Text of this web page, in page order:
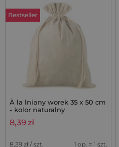
Bestseller
À la lniany worek 35 x 50 cm
- kolor naturalny
8,39 zł
8,39 zł / szt. 1 op. = 1 szt.